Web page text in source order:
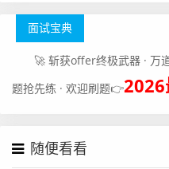
面试宝典
🚀 斩获offer终极武器 · 万
题抢先练 · 欢迎刷题👉2026
随便看看